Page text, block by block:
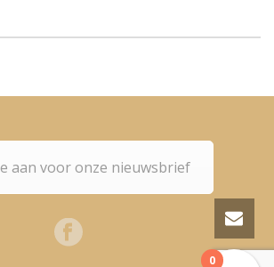
aan voor onze nieuwsbrief
0